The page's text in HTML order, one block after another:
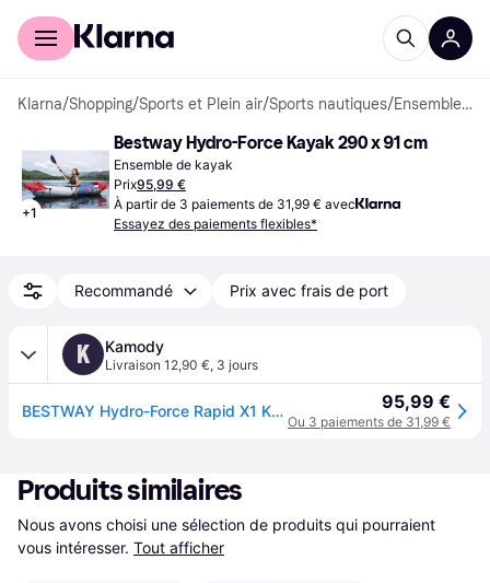
Acheter avec Klarna
Klarna/Shopping/Sports et Plein air/Sports nautiques/ Ensembles de kayak
+1
Bestway Hydro-Force Kayak 290 x 91 cm
Ensemble de kayak
Prix95,99 €
À partir de 3 paiements de 31,99 € avec
Essayez des paiements flexibles*
Recommandé Prix avec frais de port
K Kamody
Livraison 12,90 €, 3 jours
BESTWAY Hydro-Force Rapid X1 Kayak gonflable, 290 x 91 x 42 cm 65176 95,99 €
Ou 3 paiements de 31,99 €
Produits similaires
Nous avons choisi une sélection de produits qui pourraient
vous intéresser. Tout afficher